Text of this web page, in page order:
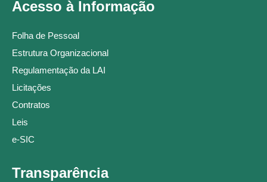
Acesso à Informação
Folha de Pessoal
Estrutura Organizacional
Regulamentação da LAI
Licitações
Contratos
Leis
e-SIC
Transparência